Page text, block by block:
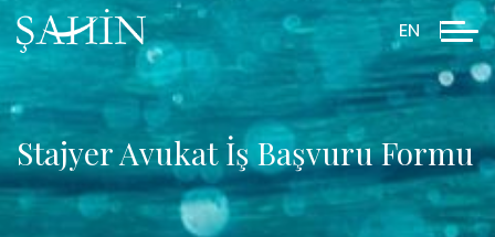
EN
Stajyer Avukat İş Başvuru Formu